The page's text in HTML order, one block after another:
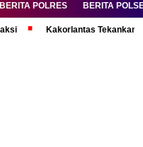
BERITA POLRES BERITA
Kakorlantas Tekankan Mental